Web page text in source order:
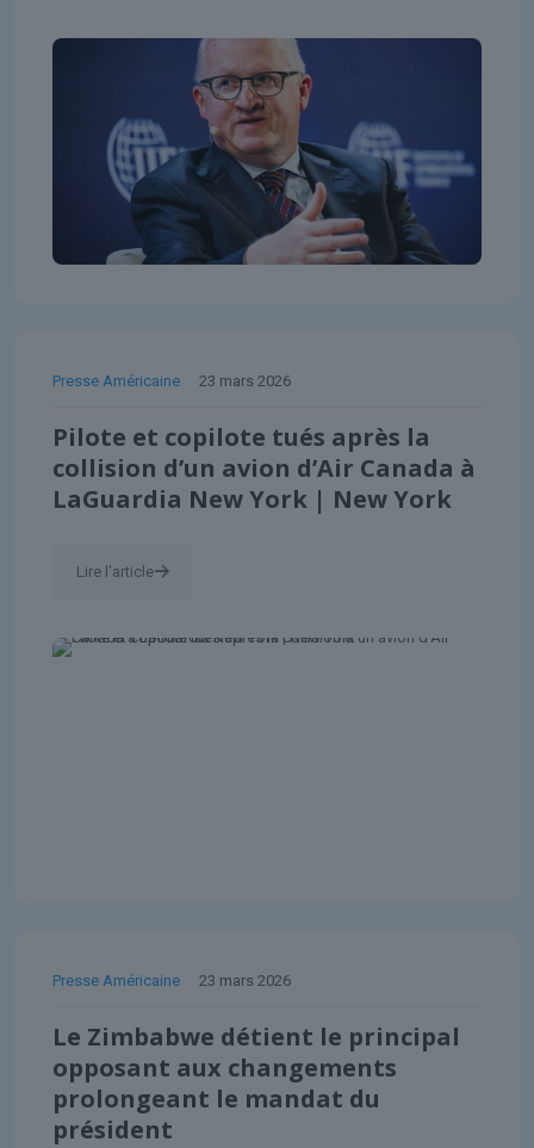
Presse Américaine 23 mars 2026
Pilote et copilote tués après la
collision d’un avion d’Air Canada à
LaGuardia New York | New York
Lire l'article
Presse Américaine 23 mars 2026
Le Zimbabwe détient le principal
opposant aux changements
prolongeant le mandat du
président